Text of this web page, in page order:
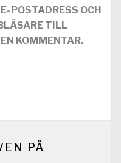
POSTADRESS OCH
TILL
KOMMENTAR.
PÅ